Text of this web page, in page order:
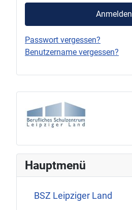
Hauptmenü
BSZ Leipziger Land
Anmelden
Passwort vergessen?
Benutzername vergessen?